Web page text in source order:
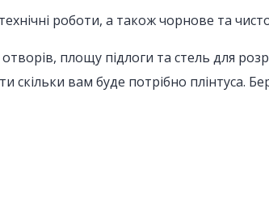
роботи, а також чорнове та
площу підлоги та стель для
вам буде потрібно плінтуса.